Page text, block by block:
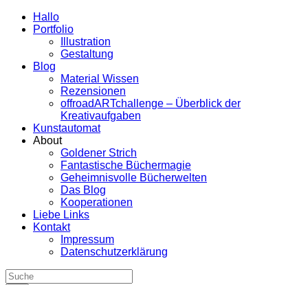
Hallo
Portfolio
Illustration
Gestaltung
Blog
Material Wissen
Rezensionen
offroadARTchallenge – Überblick der
Kreativaufgaben
Kunstautomat
About
Goldener Strich
Fantastische Büchermagie
Geheimnisvolle Bücherwelten
Das Blog
Kooperationen
Liebe Links
Kontakt
Impressum
Datenschutzerklärung